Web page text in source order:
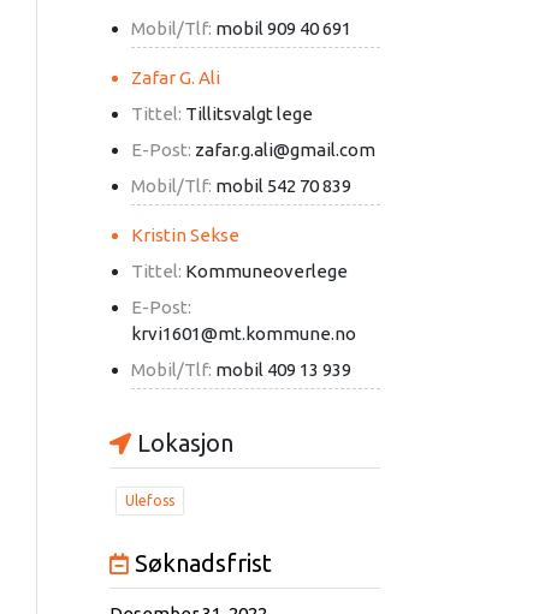
Mobil/Tlf: mobil 909 40 691
Zafar G. Ali
Tittel: Tillitsvalgt lege
E-Post: zafar.g.ali@gmail.com
Mobil/Tlf: mobil 542 70 839
Kristin Sekse
Tittel: Kommuneoverlege
E-Post:
krvi1601@mt.kommune.no
Mobil/Tlf: mobil 409 13 939
Lokasjon
Ulefoss
Søknadsfrist